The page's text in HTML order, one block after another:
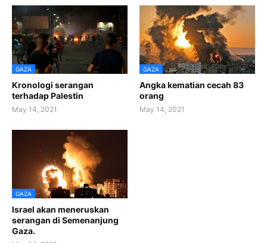
GAZA
Kronologi serangan
terhadap Palestin
May 14, 2021
GAZA
Angka kematian cecah 83
orang
May 14, 2021
GAZA
Israel akan meneruskan
serangan di Semenanjung
Gaza.